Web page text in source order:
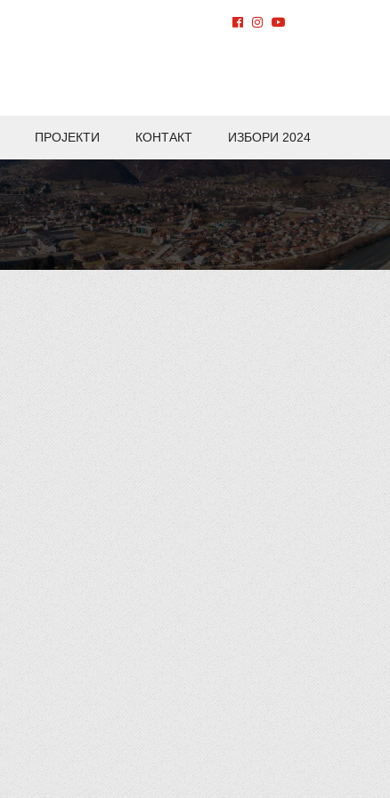
ПРОЈЕКТИ КОНТАКТ ИЗБОРИ 2024